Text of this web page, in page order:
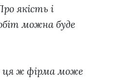
якість і
можна буде
ця ж фірма може